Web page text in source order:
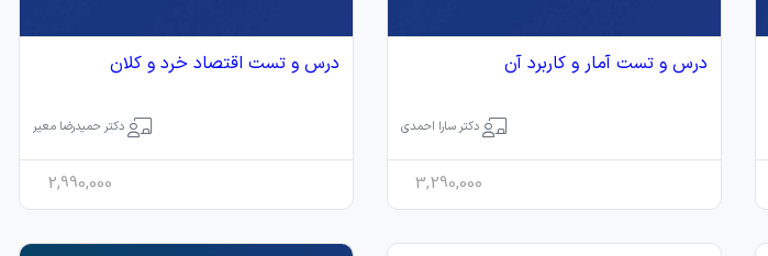
درس و تست آمار و کاربرد آن
دکتر سارا احمدی
3,290,000
درس و تست اقتصاد خرد و کلان
دکتر حمیدرضا معیر
2,990,000